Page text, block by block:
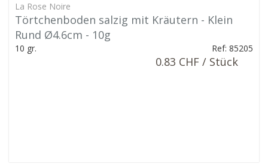
La Rose Noire
Törtchenboden salzig mit Kräutern - Klein
Rund Ø4.6cm - 10g
10 gr. Ref: 85205
0.83 CHF / Stück